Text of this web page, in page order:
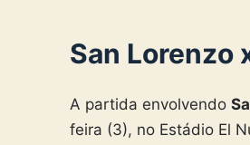
San Lorenzo
A partida envolvendo
feira (3), no Estádio El